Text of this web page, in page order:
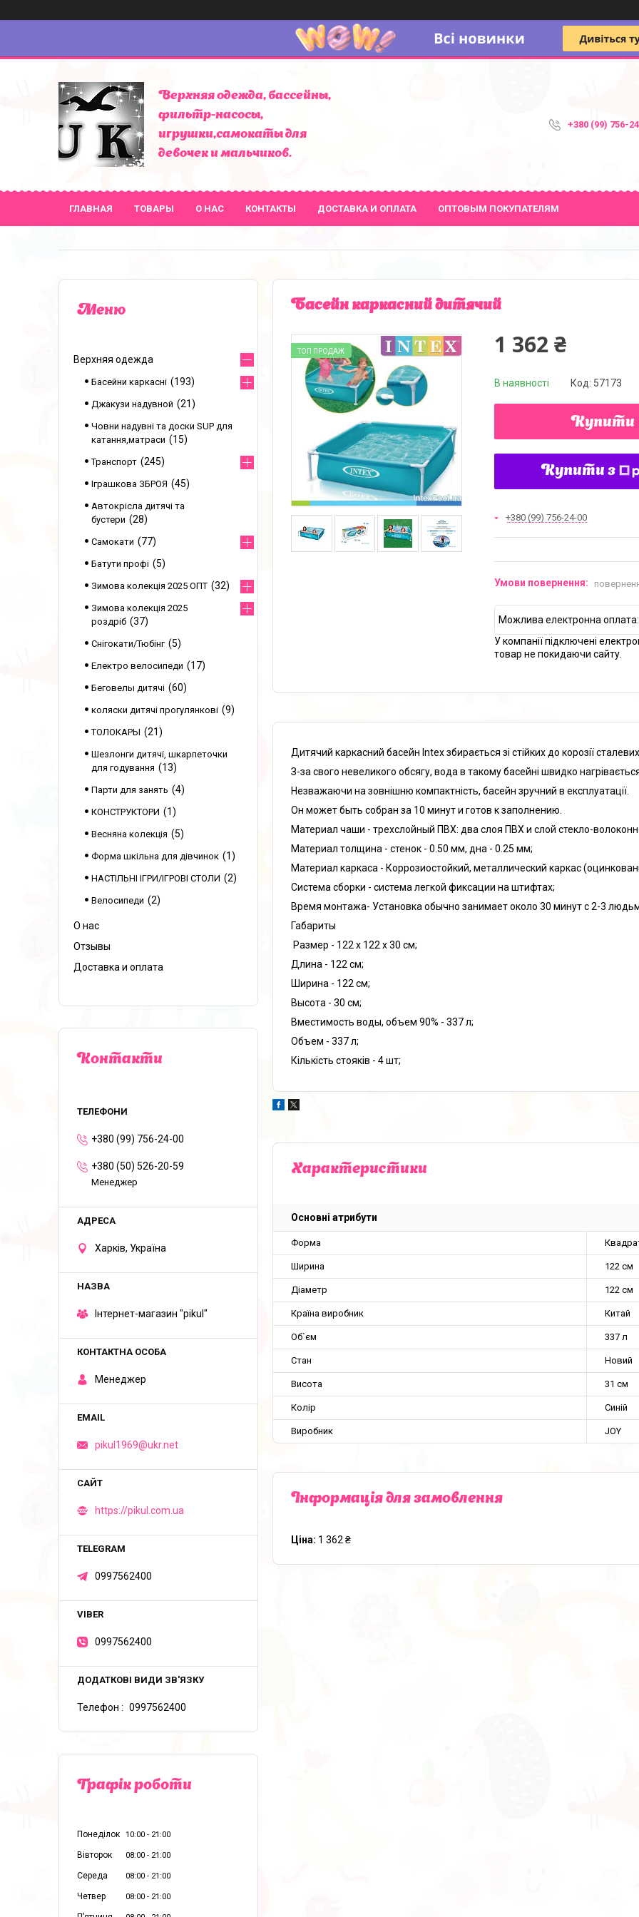
Верхняя одежда, бассейны,
фильтр-насосы,
игрушки,самокаты для
девочек и мальчиков.
+380 (99) 756-
ГЛАВНАЯ ТОВАРЫ О НАС КОНТАКТЫ ДОСТАВКА И ОПЛАТА ОПТОВЫМ ПОКУПАТЕЛЯМ
Басейн каркасний дитячий
ТОП ПРОДАЖ 1 362 ₴
В наявності Код: 57173
Купити
Купити з
+380 (99) 756-24-00
У компанії підключені
товар не покидаючи сайту.
Дитячий каркасний басейн Intex збирається зі стійких до корозії
З-за свого невеликого обсягу, вода в такому басейні швидко
Незважаючи на зовнішню компактність, басейн зручний в експлуатації.
Он может быть собран за 10 минут и готов к заполнению.
Материал чаши - трехслойный ПВХ: два слоя ПВХ и слой стекло-
Материал толщина - стенок - 0.50 мм, дна - 0.25 мм;
Материал каркаса - Коррозиостойкий, металлический каркас
Система сборки - система легкой фиксации на штифтах;
Время монтажа- Установка обычно занимает около 30 минут с 2-3
Габариты
Размер - 122 х 122 х 30 см;
Длина - 122 см;
Ширина - 122 см;
Высота - 30 см;
Вместимость воды, объем 90% - 337 л;
Объем - 337 л;
Кількість стояків - 4 шт;
Характеристики
Основні атрибути
Форма
Ширина 122 см
Діаметр 122 см
Країна виробник Китай
Об`єм 337 л
Стан Новий
Висота 31 см
Колір Синій
Виробник JOY
Інформація для замовлення
Ціна: 1 362 ₴
Верхняя одежда
Басейни каркасні 193
Джакузи надувной 21
Човни надувні та доски SUP для
катання,матраси
15
Транспорт 245
Іграшкова ЗБРОЯ 45
Автокрісла дитячі та
бустери
28
Самокати 77
Батути профі 5
Зимова колекція 2025 ОПТ 32
Зимова колекція 2025
роздріб
37
Снігокати/Тюбінг 5
Електро велосипеди 17
Беговелы дитячі 60
коляски дитячі прогулянкові 9
ТОЛОКАРЫ 21
Шезлонги дитячі, шкарпеточки
для годування
13
Парти для занять 4
КОНСТРУКТОРИ 1
Весняна колекція 5
Форма шкільна для дівчинок 1
НАСТІЛЬНІ ІГРИ/ІГРОВІ СТОЛИ 2
Велосипеди 2
О нас
Отзывы
Доставка и оплата
Контакти
+380 (99) 756-24-00
+380 (50) 526-20-59
Менеджер
Харків, Україна
Iнтернет-магазин "pikul"
Менеджер
pikul1969@ukr.net
https://pikul.com.ua
0997562400
0997562400
Телефон 0997562400
Графік роботи
Понеділок 10:00 21:00
Вівторок 08:00 21:00
Середа 08:00 21:00
Четвер 08:00 21:00